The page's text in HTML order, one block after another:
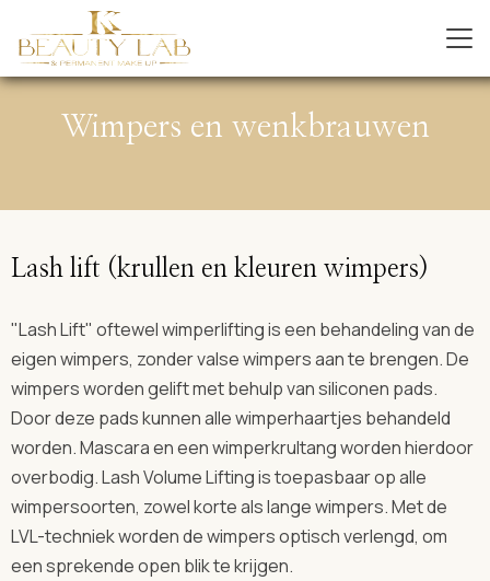
Wimpers en wenkbrauwen
Lash lift (krullen en kleuren wimpers)
"Lash Lift" oftewel wimperlifting is een behandeling van de
eigen wimpers, zonder valse wimpers aan te brengen. De
wimpers worden gelift met behulp van siliconen pads.
Door deze pads kunnen alle wimperhaartjes behandeld
worden. Mascara en een wimperkrultang worden hierdoor
overbodig. Lash Volume Lifting is toepasbaar op alle
wimpersoorten, zowel korte als lange wimpers. Met de
LVL-techniek worden de wimpers optisch verlengd, om
een sprekende open blik te krijgen.